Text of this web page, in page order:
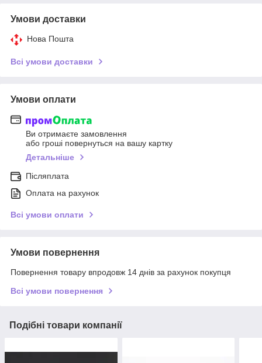
Умови доставки
Нова Пошта
Всі умови доставки
Умови оплати
Ви отримаєте замовлення
або гроші повернуться на вашу картку
Детальніше
Післяплата
Оплата на рахунок
Всі умови оплати
Умови повернення
Повернення товару впродовж 14 днів за рахунок покупця
Всі умови повернення
Подібні товари компанії